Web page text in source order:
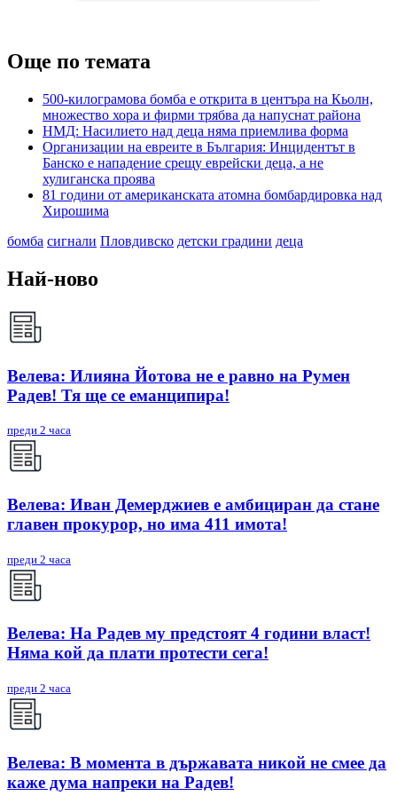
Още по темата
500-килограмова бомба е открита в центъра на Кьолн,
множество хора и фирми трябва да напуснат района
НМД: Насилието над деца няма приемлива форма
Организации на евреите в България: Инцидентът в
Банско е нападение срещу еврейски деца, а не
хулиганска проява
81 години от американската атомна бомбардировка над
Хирошима
бомба сигнали Пловдивско детски градини деца
Най-ново
Велева: Илияна Йотова не е равно на Румен
Радев! Тя ще се еманципира!
преди 2 часа
Велева: Иван Демерджиев е амбициран да стане
главен прокурор, но има 411 имота!
преди 2 часа
Велева: На Радев му предстоят 4 години власт!
Няма кой да плати протести сега!
преди 2 часа
Велева: В момента в държавата никой не смее да
каже дума напреки на Радев!